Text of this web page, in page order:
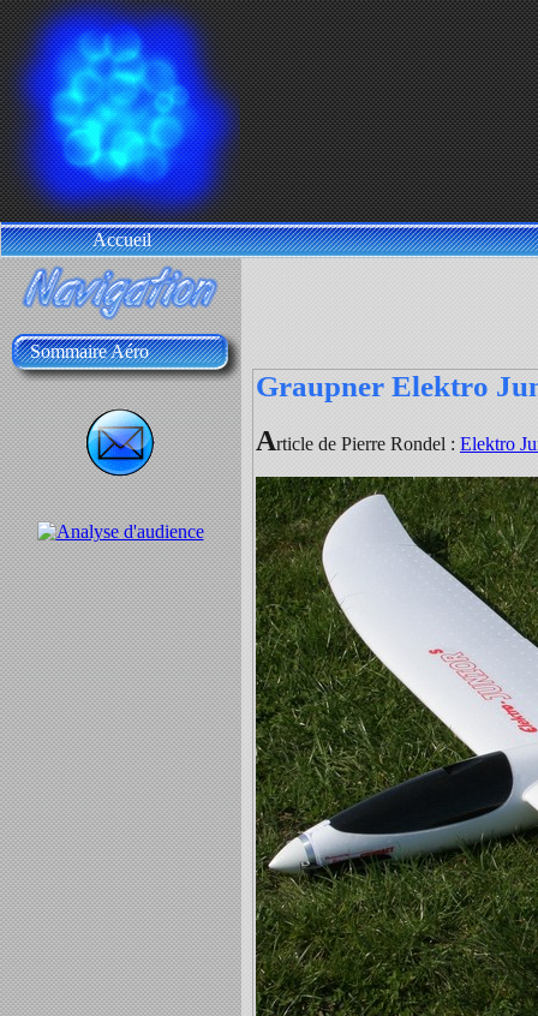
Accueil
Sommaire Aéro
Graupner Elektro
Article de Pierre Rondel : Elektro